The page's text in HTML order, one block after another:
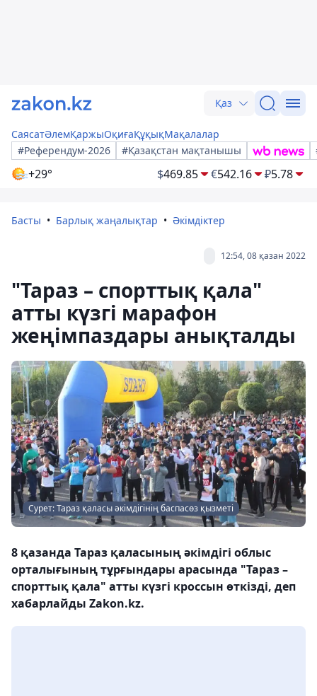
Қаз
СаясатӘлемҚаржыОқиғаҚұқықМақалалар
#Референдум-2026
#Қазақстан мақтанышы
+29° $469.85 €542.16 ₽5.78
Басты Барлық жаңалықтар Әкімдіктер
12:54, 08 қазан 2022
"Тараз – спорттық қала"
атты күзгі марафон
жеңімпаздары анықталды
Сурет: Тараз қаласы әкімдігінің баспасөз қызметі
8 қазанда Тараз қаласының әкімдігі облыс
орталығының тұрғындары арасында "Тараз –
спорттық қала" атты күзгі кроссын өткізді, деп
хабарлайды Zakon.kz.